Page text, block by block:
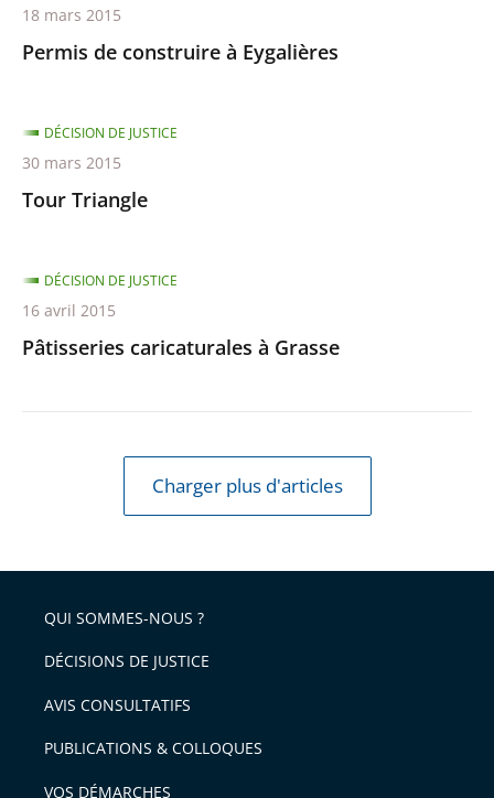
Permis de construire à Eygalières
18 mars 2015
Tour Triangle
DÉCISION DE JUSTICE
30 mars 2015
Pâtisseries caricaturales à Grasse
DÉCISION DE JUSTICE
16 avril 2015
Charger plus d'articles
QUI SOMMES-NOUS ?
DÉCISIONS DE JUSTICE
AVIS CONSULTATIFS
PUBLICATIONS & COLLOQUES
VOS DÉMARCHES